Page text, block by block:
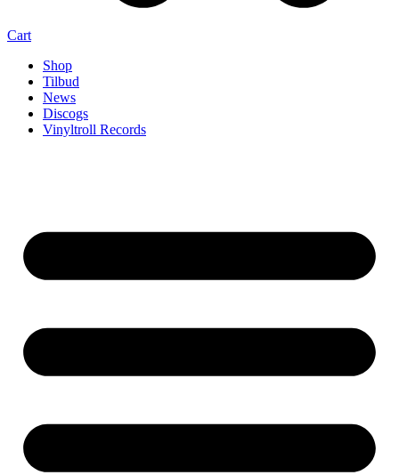
Cart
Shop
Tilbud
News
Discogs
Vinyltroll Records